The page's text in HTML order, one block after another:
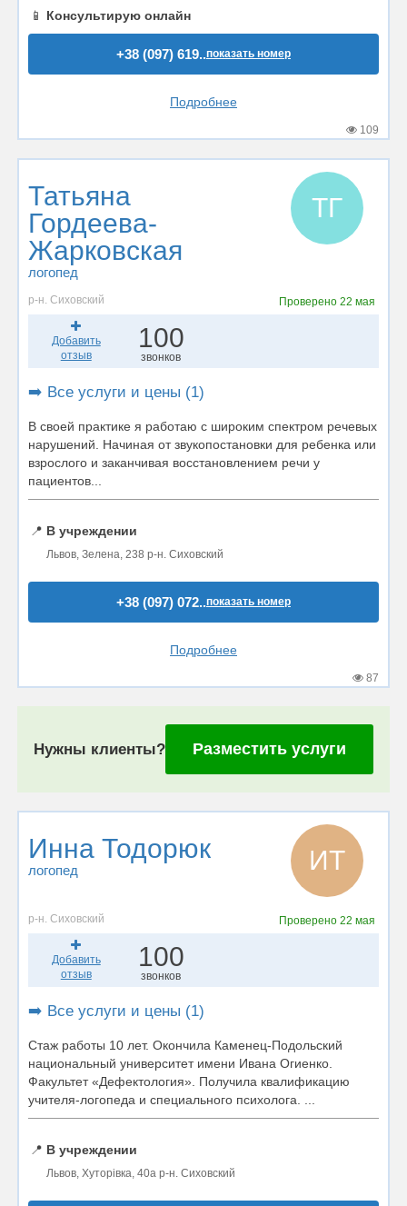
📱 Консультирую онлайн
+38 (097) 619..показать номер
Подробнее
109
Татьяна
Гордеева-
Жарковская
логопед
ТГ
р-н. Сиховский Проверено22 мая
Добавить
отзыв
100
звонков
➡️ Все услуги и цены (1)
В своей практике я работаю с широким спектром речевых
нарушений. Начиная от звукопостановки для ребенка или
взрослого и заканчивая восстановлением речи у
пациентов...
📍 В учреждении
Львов, Зелена, 238 р-н. Сиховский
+38 (097) 072..показать номер
Подробнее
87
Нужны клиенты? Разместить услуги
Инна Тодорюк
логопед ИТ
р-н. Сиховский Проверено22 мая
Добавить
отзыв
100
звонков
➡️ Все услуги и цены (1)
Стаж работы 10 лет. Окончила Каменец-Подольский
национальный университет имени Ивана Огиенко.
Факультет «Дефектология». Получила квалификацию
учителя-логопеда и специального психолога. ...
📍 В учреждении
Львов, Хуторівка, 40а р-н. Сиховский